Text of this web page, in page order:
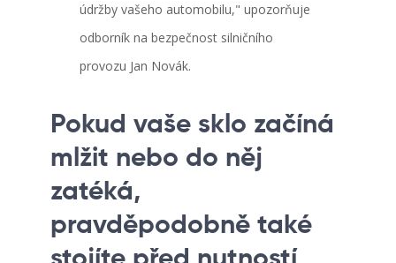
údržby vašeho automobilu," upozorňuje
odborník na bezpečnost silničního
provozu Jan Novák.
Pokud vaše sklo začíná
mlžit nebo do něj
zatéká,
pravděpodobně také